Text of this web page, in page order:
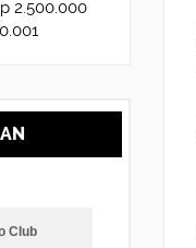
2.500.000